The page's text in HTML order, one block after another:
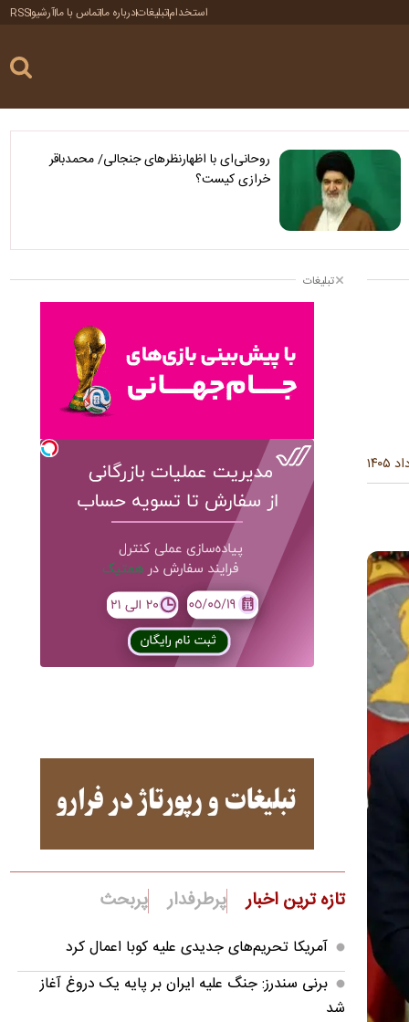
استخدامتبلیغاتدرباره ماتماس با ماآرشیوRSS
روحانی‌ای با اظهارنظرهای جنجالی/ محمدباقر
خرازی کیست؟
تبلیغات
تازه ترین اخبار پرطرفدار پربحث
آمریکا تحریم‌های جدیدی علیه کوبا اعمال کرد
برنی سندرز: جنگ علیه ایران بر پایه یک دروغ آغاز
شد